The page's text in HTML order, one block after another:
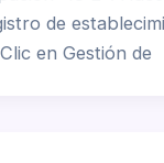
de
en Gestión de